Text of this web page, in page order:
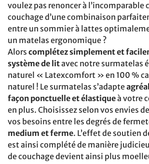
voulez pas renoncer à l’incomparable
couchage d’une combinaison
entre un sommier à lattes
un matelas ergonomique ?
Alors complétez simplement et
système de litavec notre surmatelas
naturel « Latexcomfort » en 100 %
naturel ! Le surmatelas s’adapte
façon ponctuelle et élastiqueà votre
en plus. Choisissez selon vos envies
vos besoins entre les degrés de
medium et ferme. L’effet de soutien
est ainsi complété de manière
de couchage devient ainsi plus